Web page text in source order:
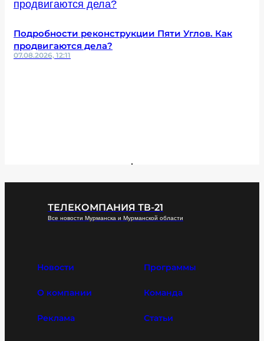
Подробности реконструкции Пяти Углов. Как
продвигаются дела?
07.08.2026, 12:11
ТЕЛЕКОМПАНИЯ ТВ-21
Все новости Мурманска и Мурманской области
Новости Программы
О компании Команда
Реклама Статьи